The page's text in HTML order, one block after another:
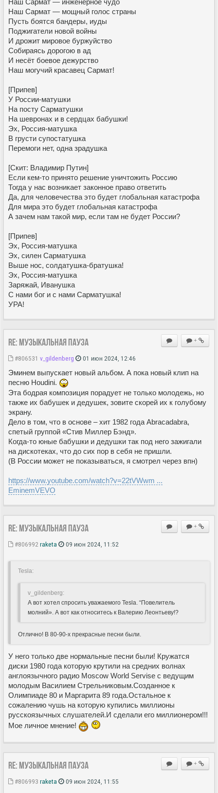
Наш Сармат — мощный голос страны
Пусть боятся бандеры, иуды
Поджигатели новой войны
И дрожит мировое буржуйство
Собираясь дорогою в ад
И несёт боевое дежурство
Наш могучий красавец Сармат!
[Припев]
У России-матушки
На посту Сарматушки
На шевронах и в сердцах бабушки!
Эх, Россия-матушка
В грусти супостатушка
Перемоги нет, одна зрадушка
[Скит: Владимир Путин]
Если кем-то принято решение уничтожить Россию
Тогда у нас возникает законное право ответить
Да, для человечества это будет глобальная катастрофа
Для мира это будет глобальная катастрофа
А зачем нам такой мир, если там не будет России?
[Припев]
Эх, Россия-матушка
Эх, силен Сарматушка
Выше нос, солдатушка-братушка!
Эх, Россия-матушка
Заряжай, Иванушка
С нами бог и с нами Сарматушка!
УРА!
+
Re: Музыкальная пауза
#806531 v_gildenberg 01 июн 2024, 12:46
Эминем выпускает новый альбом. А пока новый клип на
песню Houdini.
Эта бодрая композиция порадует не только молодежь, но
также их бабушек и дедушек, зовите скорей их к голубому
экрану.
Дело в том, что в основе – хит 1982 года Abracadabra,
спетый группой «Стив Миллер Бэнд».
Когда-то юные бабушки и дедушки так под него зажигали
на дискотеках, что до сих пор в себя не пришли.
(В России может не показываться, я смотрел через впн)
https://www.youtube.com/watch?v=22tVWwm ...
EminemVEVO
+
Re: Музыкальная пауза
#806992 raketa 09 июн 2024, 11:52
Tesla:
v_gildenberg:
А вот хотел спросить уважаемого Tesla. “Повелитель
молний». А вот как относитесь к Валерию Леонтьеву!?
Отлично! В 80-90-х прекрасные песни были.
У него только две нормальные песни были! Кружатся
диски 1980 года которую крутили на средних волнах
англоязычного радио Moscow World Servise c ведущим
молодым Василием Стрельниковым.Созданное к
Олимпиаде 80 и Маргарита 89 года.Остальное к
сожалению чушь на которую купились миллионы
русскоязычных слушателей.И сделали его миллионером!!!
Мое личное мнение!
+
Re: Музыкальная пауза
#806993 raketa 09 июн 2024, 11:55